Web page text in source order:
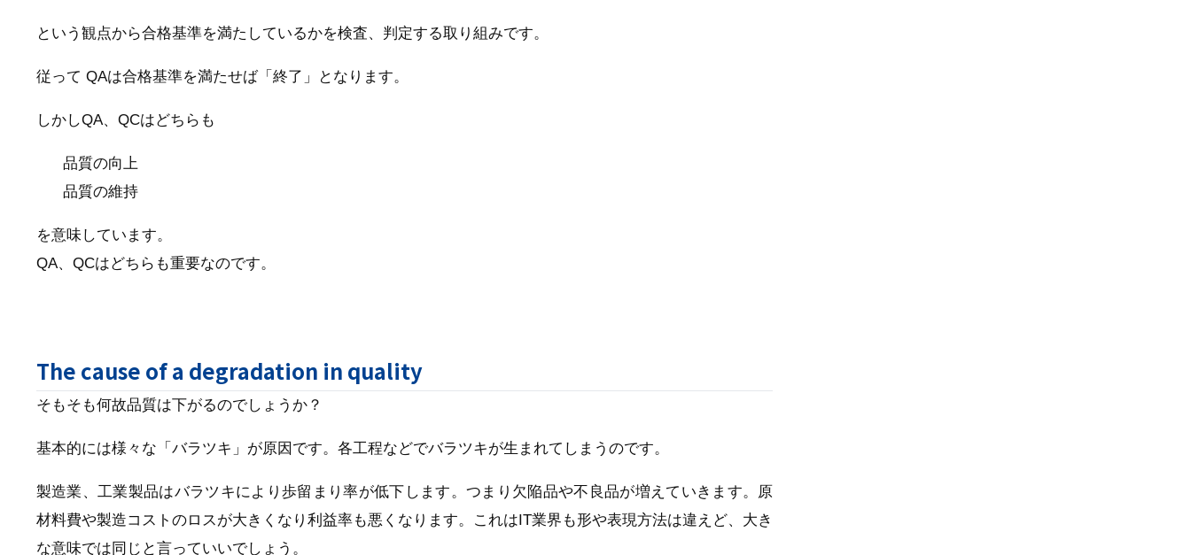
という観点から合格基準を満たしているかを検査、判定する取り組みです。
従って QAは合格基準を満たせば「終了」となります。
しかしQA、QCはどちらも
品質の向上
品質の維持
を意味しています。
QA、QCはどちらも重要なのです。
The cause of a degradation in quality
そもそも何故品質は下がるのでしょうか？
基本的には様々な「バラツキ」が原因です。各工程などでバラツキが生まれてしまうのです。
製造業、工業製品はバラツキにより歩留まり率が低下します。つまり欠陥品や不良品が増えていきます。原
材料費や製造コストのロスが大きくなり利益率も悪くなります。これはIT業界も形や表現方法は違えど、大き
な意味では同じと言っていいでしょう。